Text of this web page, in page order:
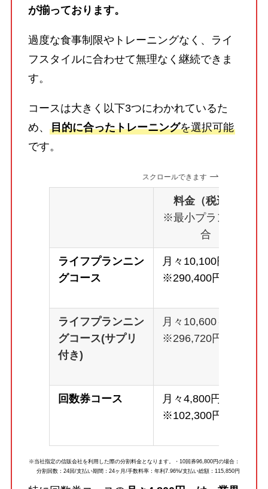
が揃っております。
過度な食事制限やトレーニングなく、ライ
フスタイルに合わせて無理なく継続できま
す。
コースは大きく以下3つにわかれているた
め、 目的に合ったトレーニングを選択可能
です。
スクロールできます
料金（税込）
※最小プランの場
合
ライフプランニン
グコース
月々10,100円～
※290,400円
ライフプランニン
グコース(サプリ
付き)
月々10,600～
※296,720円
回数券コース
月々4,800円～
※102,300円
※当社指定の信販会社を利用した際の分割料金となります。・10回券96,800円の場合：
分割回数：24回/支払い期間：24ヶ月/手数料率：年利7.96%/支払い総額：115,850円